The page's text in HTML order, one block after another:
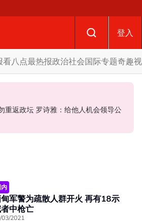
登入
看八点最热报政治社会国际专题奇趣
泰校园枪击案酿8师生亡 枪手疑遭长期遭霸凌成导火索
炮轰哈迪不了解章程 阿兹敏：国盟无“自动退盟”规定
给他人机会领导公
内
军警为疏散人群开火 再有18示
中枪亡
03/2021